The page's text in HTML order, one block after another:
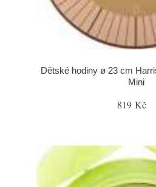
Dětské hodiny ø 23 cm
Mini
819 Kč